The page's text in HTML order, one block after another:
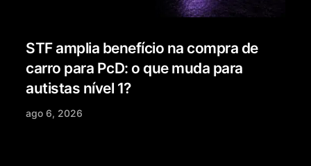
STF amplia benefício na compra de
carro para PcD: o que muda para
autistas nível 1?
ago 6, 2026